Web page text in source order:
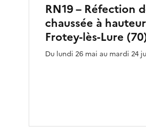
RN19 – Réfection
chaussée à
Frotey-lès-Lure
Du lundi 26 mai au mardi 24